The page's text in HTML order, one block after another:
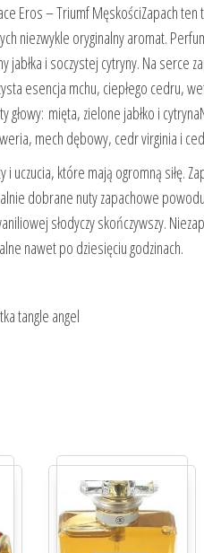
Eros – Triumf MęskościZapach
niezwykle oryginalny aromat.
i soczystej cytryny. Na serce
esencja mchu, ciepłego cedru,
mięta, zielone jabłko i
mech dębowy, cedr virginia i
które mają ogromną siłę.
dobrane nuty zapachowe
słodyczy skończywszy.
nawet po dziesięciu godzinach.
tangle angel